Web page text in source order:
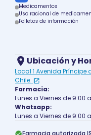
Medicamentos
Uso racional de
Folletos de información
Ubicación y
Local 1 Avenida Príncipe
Chile.
Farmacia:
Lunes a Viernes de 9:00
Whatsapp:
Lunes a Viernes de 9:00